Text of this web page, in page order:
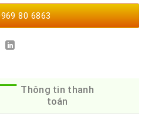
80 6863
Thông tin thanh
toán